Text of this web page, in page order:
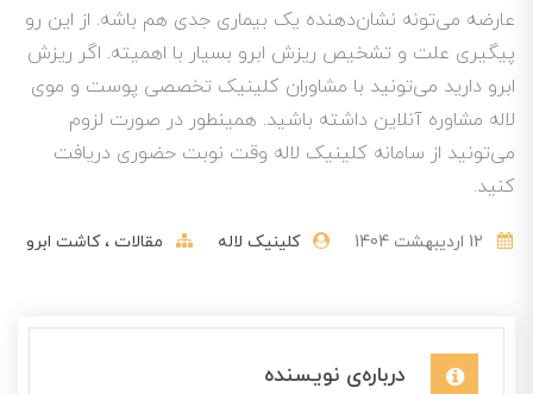
عارضه می‌تونه نشان‌دهنده یک بیماری جدی‌ هم باشه. از این‌ رو
پیگیری علت و تشخیص ریزش ابرو بسیار با اهمیته. اگر ریزش
ابرو دارید می‌تونید با مشاوران کلینیک تخصصی پوست و موی
لاله مشاوره آنلاین داشته باشید. همینطور در صورت لزوم
می‌تونید از سامانه کلینیک لاله وقت نوبت حضوری دریافت
کنید.
کلینیک لاله مقالات کاشت ابرو
درباره‌ی نویسنده